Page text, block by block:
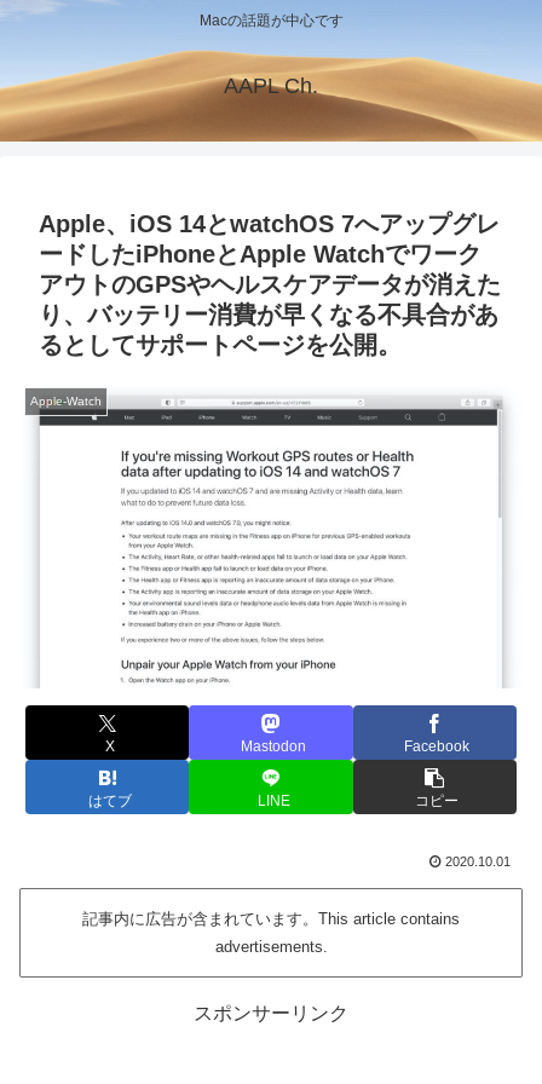
Macの話題が中心です
AAPL Ch.
Apple、iOS 14とwatchOS 7へアップグレ
ードしたiPhoneとApple Watchでワーク
アウトのGPSやヘルスケアデータが消えた
り、バッテリー消費が早くなる不具合があ
るとしてサポートページを公開。
Apple-Watch
X Mastodon Facebook
はてブ LINE コピー
2020.10.01
記事内に広告が含まれています。This article contains
advertisements.
スポンサーリンク